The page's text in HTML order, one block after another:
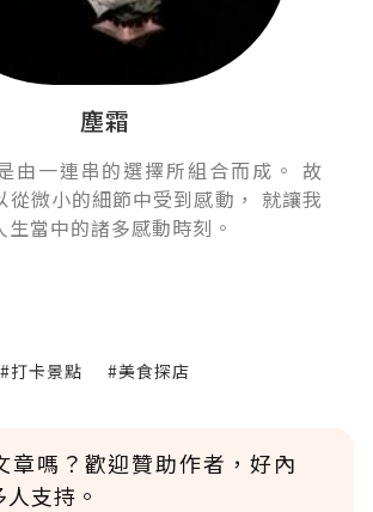
塵霜
由一連串的選擇所組合而成。 故
從微小的細節中受到感動， 就讓我
當中的諸多感動時刻。
#打卡景點 #美食探店
章嗎？歡迎贊助作者，好內
支持。